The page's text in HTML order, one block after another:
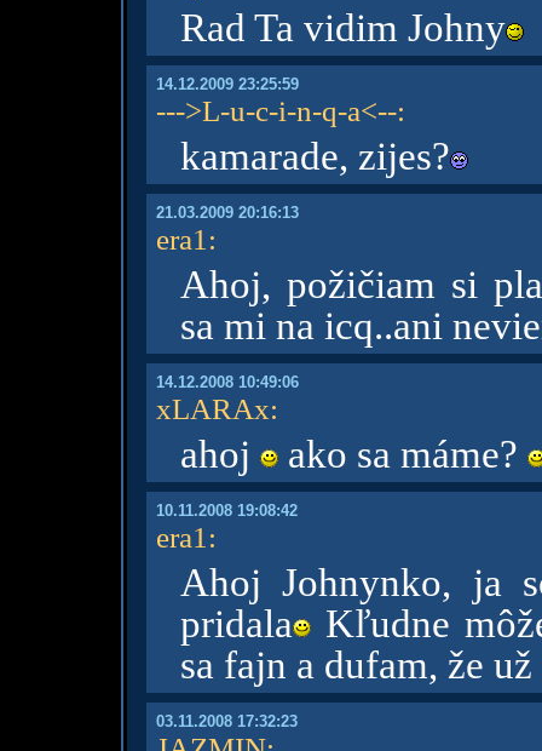
Rad Ta vidim Johny
14.12.2009 23:25:59
--->L-u-c-i-n-q-a<--:
kamarade, zijes?
21.03.2009 20:16:13
era1 :
Ahoj, požičiam si
sa mi na icq..ani
14.12.2008 10:49:06
xLARAx:
ahoj ako sa máme?
10.11.2008 19:08:42
era1 :
Ahoj Johnynko, ja
pridala Kľudne
sa fajn a dufam, že
03.11.2008 17:32:23